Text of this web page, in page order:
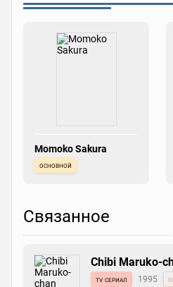
Momoko Sakura
основной
Связанное
Chibi Maruko-
tv сериал 1995